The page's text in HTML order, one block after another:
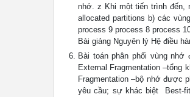
nhớ. z Khi một tiến trình đến,
allocated partitions b) các
process 9 process 8 process
Bài giảng Nguyên lý Hệ điều
Bài toán phân phối vùng nhớ
External Fragmentation –tổng
Fragmentation –bộ nhớ được
yêu cầu; sự khác biệt 